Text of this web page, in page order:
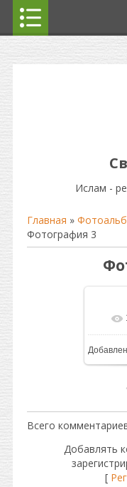
Ислам -
Главная »
Фотография 3
Всего
Добавлять
[